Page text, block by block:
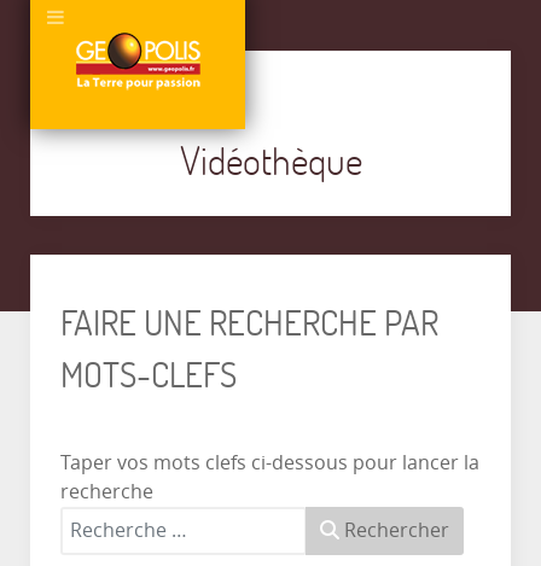
Vidéothèque
FAIRE UNE RECHERCHE PAR
MOTS-CLEFS
Taper vos mots clefs ci-dessous pour lancer la
recherche
Rechercher